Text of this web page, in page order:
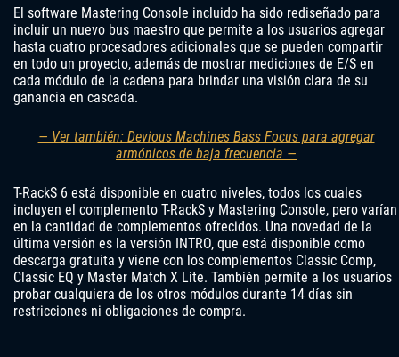
El software Mastering Console incluido ha sido rediseñado para
incluir un nuevo bus maestro que permite a los usuarios agregar
hasta cuatro procesadores adicionales que se pueden compartir
en todo un proyecto, además de mostrar mediciones de E/S en
cada módulo de la cadena para brindar una visión clara de su
ganancia en cascada.
— Ver también: Devious Machines Bass Focus para agregar
armónicos de baja frecuencia —
T-RackS 6 está disponible en cuatro niveles, todos los cuales
incluyen el complemento T-RackS y Mastering Console, pero varían
en la cantidad de complementos ofrecidos. Una novedad de la
última versión es la versión INTRO, que está disponible como
descarga gratuita y viene con los complementos Classic Comp,
Classic EQ y Master Match X Lite. También permite a los usuarios
probar cualquiera de los otros módulos durante 14 días sin
restricciones ni obligaciones de compra.